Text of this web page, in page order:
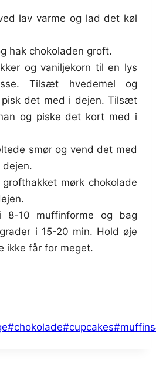
lav varme og lad det køl
hak chokoladen groft.
og vaniljekorn til en lys
Tilsæt hvedemel og
pisk det med i dejen. Tilsæt
og piske det kort med i
smør og vend det med
dejen.
mørk chokolade
8-10 muffinforme og bag
i 15-20 min. Hold øje
ikke får for meget.
#chokolade#cupcakes#muffins